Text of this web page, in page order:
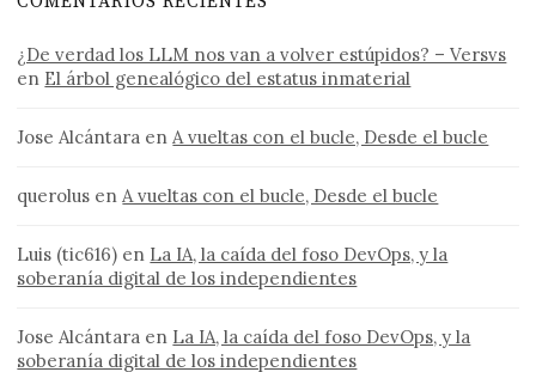
¿De verdad los LLM nos van a volver estúpidos? – Versvs
en El árbol genealógico del estatus inmaterial
Jose Alcántara enA vueltas con el bucle, Desde el bucle
querolus enA vueltas con el bucle, Desde el bucle
Luis (tic616) en La IA, la caída del foso DevOps, y la
soberanía digital de los independientes
Jose Alcántara en La IA, la caída del foso DevOps, y la
soberanía digital de los independientes